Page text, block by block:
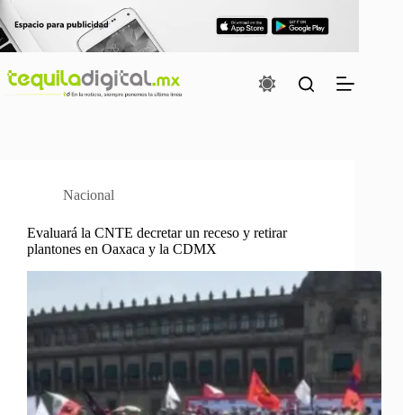
Saltar
al
contenido
Nacional
Evaluará la CNTE decretar un receso y retirar
plantones en Oaxaca y la CDMX